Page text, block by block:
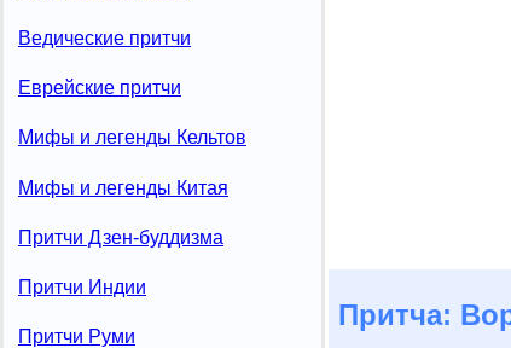
Ведические притчи
Еврейские притчи
Мифы и легенды Кельтов
Мифы и легенды Китая
Притчи Дзен-буддизма
Притчи Индии
Притчи Руми
Притча: